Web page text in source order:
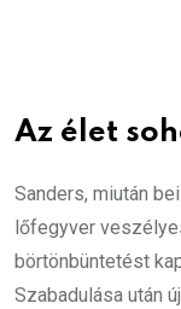
Az élet
Sanders, miután
lőfegyver
börtönbüntetést
Szabadulása után